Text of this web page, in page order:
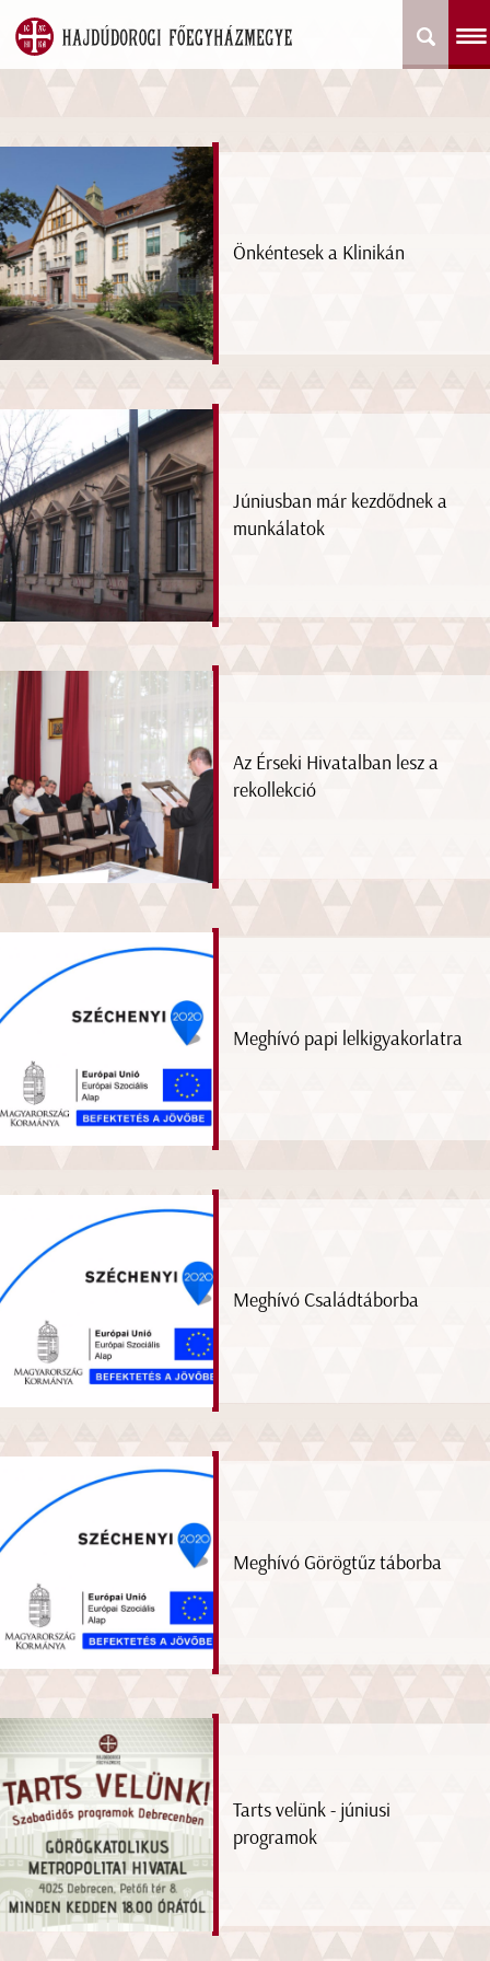
Önkéntesek a Klinikán
Júniusban már kezdődnek a
munkálatok
Az Érseki Hivatalban lesz a
rekollekció
Meghívó papi lelkigyakorlatra
Meghívó Családtáborba
Meghívó Görögtűz táborba
Tarts velünk - júniusi
programok